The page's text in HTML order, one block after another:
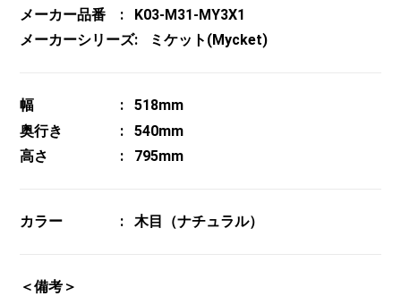
メーカー品番
K03-M31-MY3X1
メーカーシリーズ
ミケット(Mycket)
幅
518mm
奥行き
540mm
高さ
795mm
カラー 木目（ナチュラル）
＜備考＞